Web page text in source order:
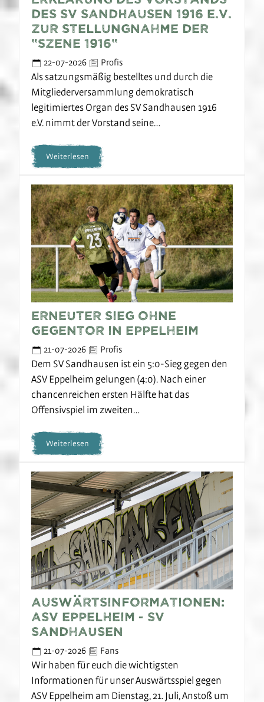
des SV Sandhausen 1916 e.V.
zur Stellungnahme der
“Szene 1916“
22-07-2026 Profis
Als satzungsmäßig bestelltes und durch die
Mitgliederversammlung demokratisch
legitimiertes Organ des SV Sandhausen 1916
e.V. nimmt der Vorstand seine…
Weiterlesen
Erneuter Sieg ohne
Gegentor in Eppelheim
21-07-2026 Profis
Dem SV Sandhausen ist ein 5:0-Sieg gegen den
ASV Eppelheim gelungen (4:0). Nach einer
chancenreichen ersten Hälfte hat das
Offensivspiel im zweiten…
Weiterlesen
Auswärtsinformationen:
ASV Eppelheim - SV
Sandhausen
21-07-2026 Fans
Wir haben für euch die wichtigsten
Informationen für unser Auswärtsspiel gegen
ASV Eppelheim am Dienstag, 21. Juli, Anstoß um